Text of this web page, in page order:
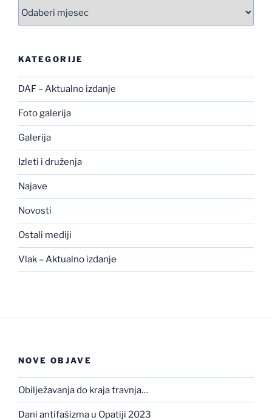
KATEGORIJE
DAF – Aktualno izdanje
Foto galerija
Galerija
Izleti i druženja
Najave
Novosti
Ostali mediji
Vlak – Aktualno izdanje
NOVE OBJAVE
Obilježavanja do kraja travnja…
Dani antifašizma u Opatiji 2023